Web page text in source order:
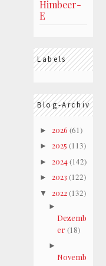
Himbeer-
E
Labels
Blog-Archiv
► 2026 (61)
► 2025 (113)
► 2024(142)
► 2023 (122)
▼ 2022(132)
►
Dezemb
er(18)
►
Novemb